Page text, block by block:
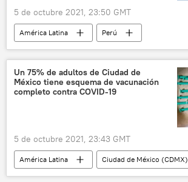
5 de octubre 2021, 23:50 GMT
América Latina Perú
Un 75% de adultos de Ciudad de
México tiene esquema de vacunación
completo contra COVID-19
5 de octubre 2021, 23:43 GMT
América Latina
Ciudad de México (CDMX)
México
vacunación contra el COVID-19